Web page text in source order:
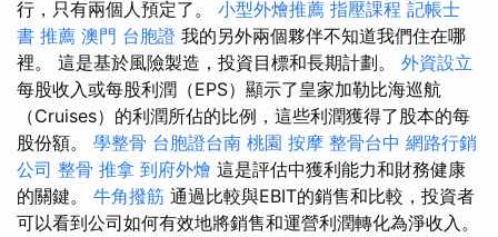
行，只有兩個人預定了。 小型外燴推薦 指壓課程 記帳士
書 推薦 澳門 台胞證 我的另外兩個夥伴不知道我們住在哪
裡。 這是基於風險製造，投資目標和長期計劃。 外資設立
每股收入或每股利潤（EPS）顯示了皇家加勒比海巡航
（Cruises）的利潤所佔的比例，這些利潤獲得了股本的每
股份額。 學整骨 台胞證台南 桃園 按摩 整骨台中 網路行銷
公司 整骨 推拿 到府外燴 這是評估中獲利能力和財務健康
的關鍵。 牛角撥筋 通過比較與EBIT的銷售和比較，投資者
可以看到公司如何有效地將銷售和運營利潤轉化為淨收入。